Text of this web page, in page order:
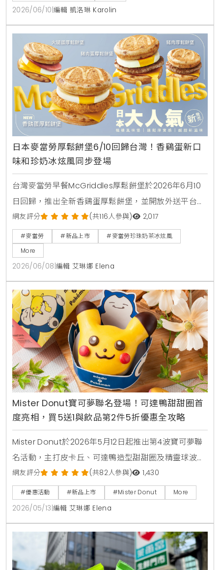
2026/06/10 編輯 凱洛琳 Karolin
日本麥當勞厚鬆餅堡6/10回歸台灣！香鷄蛋新口
味和珍奶冰炫風同步登場
台灣麥當勞早餐McGriddles厚鬆餅堡於2026年6月10
日回歸，推出全新香鷄蛋厚鬆餅堡，並開放外送平台購
買。社群人氣冰品珍珠奶茶冰炫風同步限量回歸，完整
販售時間與價格品項快來看。
網友評分 (共116人參與) 2,017
#麥當勞 #新品上市
#麥當勞珍珠奶茶冰炫風
More
2026/06/08 編輯 艾琳娜 Elena
Mister Donut寶可夢聯名登場！可達鴨甜甜圈首
度亮相，買5送1與飲品第2件5折優惠全攻略
Mister Donut於2026年5月12日起推出第4波寶可夢聯
名活動，主打皮卡丘、可達鴨造型甜甜圈及精靈球波
堤。活動同步推出不鏽鋼吸管杯、旅行收納袋等5款實
用加購周邊，並享有買5送1及飲品第2件5折等限時優
惠，打造夏日療癒系美食饗宴。
網友評分 (共82人參與) 1,430
#優惠活動 #新品上市 #Mister Donut More
2026/05/13 編輯 艾琳娜 Elena